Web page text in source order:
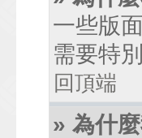
一些版
需要特
回頂端
» 為什